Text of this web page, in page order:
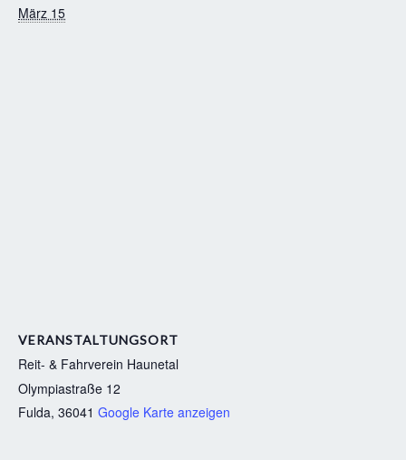
März 15
VERANSTALTUNGSORT
Reit- & Fahrverein Haunetal
Olympiastraße 12
Fulda, 36041 Google Karte anzeigen